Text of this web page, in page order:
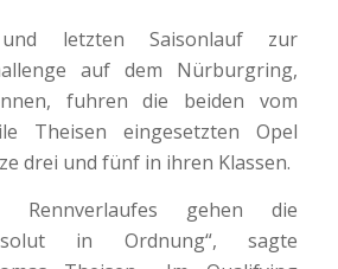
letzten Saisonlauf zur
auf dem Nürburgring,
fuhren die beiden vom
Theisen eingesetzten Opel
drei und fünf in ihren Klassen.
Rennverlaufes gehen die
in Ordnung“, sagte